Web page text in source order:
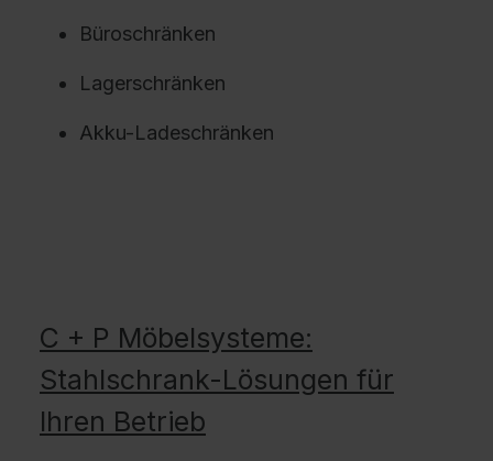
Büroschränken
Lagerschränken
Akku-Ladeschränken
C + P Möbelsysteme:
Stahlschrank-Lösungen für
Ihren Betrieb